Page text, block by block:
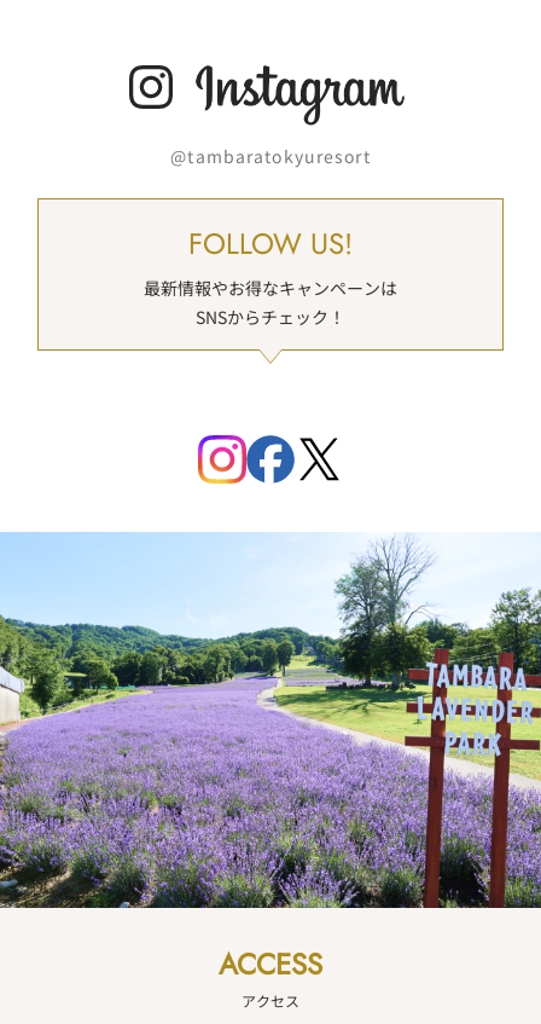
@tambaratokyuresort
FOLLOW US!
最新情報やお得なキャンペーンは
SNSからチェック！
ACCESS
アクセス